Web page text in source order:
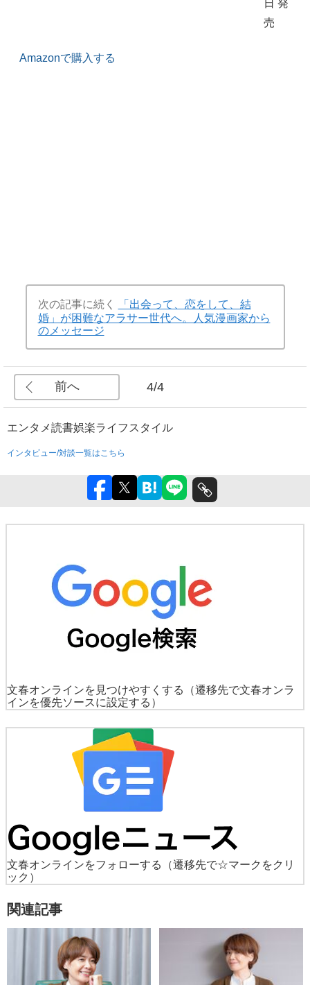
日 発
売
Amazonで購入する
次の記事に続く
「出会って、恋をして、結
婚」が困難なアラサー世代へ。人気漫画家から
のメッセージ
前へ 4/4
エンタメ読書娯楽ライフスタイル
インタビュー/対談一覧はこちら
文春オンラインを見つけやすくする
（遷移先で文春オンラ
インを優先ソースに設定する）
文春オンラインをフォローする
（遷移先で☆マークをクリ
ック）
関連記事